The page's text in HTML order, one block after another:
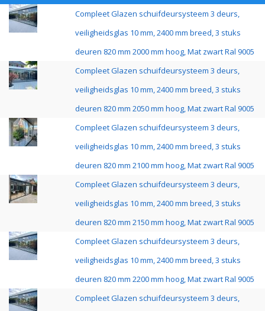
Compleet Glazen schuifdeursysteem 3 deurs,
veiligheidsglas 10 mm, 2400 mm breed, 3 stuks
deuren 820 mm 2000 mm hoog, Mat zwart Ral 9005
Compleet Glazen schuifdeursysteem 3 deurs,
veiligheidsglas 10 mm, 2400 mm breed, 3 stuks
deuren 820 mm 2050 mm hoog, Mat zwart Ral 9005
Compleet Glazen schuifdeursysteem 3 deurs,
veiligheidsglas 10 mm, 2400 mm breed, 3 stuks
deuren 820 mm 2100 mm hoog, Mat zwart Ral 9005
Compleet Glazen schuifdeursysteem 3 deurs,
veiligheidsglas 10 mm, 2400 mm breed, 3 stuks
deuren 820 mm 2150 mm hoog, Mat zwart Ral 9005
Compleet Glazen schuifdeursysteem 3 deurs,
veiligheidsglas 10 mm, 2400 mm breed, 3 stuks
deuren 820 mm 2200 mm hoog, Mat zwart Ral 9005
Compleet Glazen schuifdeursysteem 3 deurs,